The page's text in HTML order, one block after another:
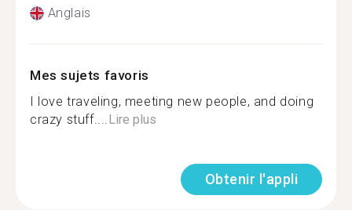
Anglais
Mes sujets favoris
I love traveling, meeting new people, and doing
crazy stuff....Lire plus
Obtenir l'appli